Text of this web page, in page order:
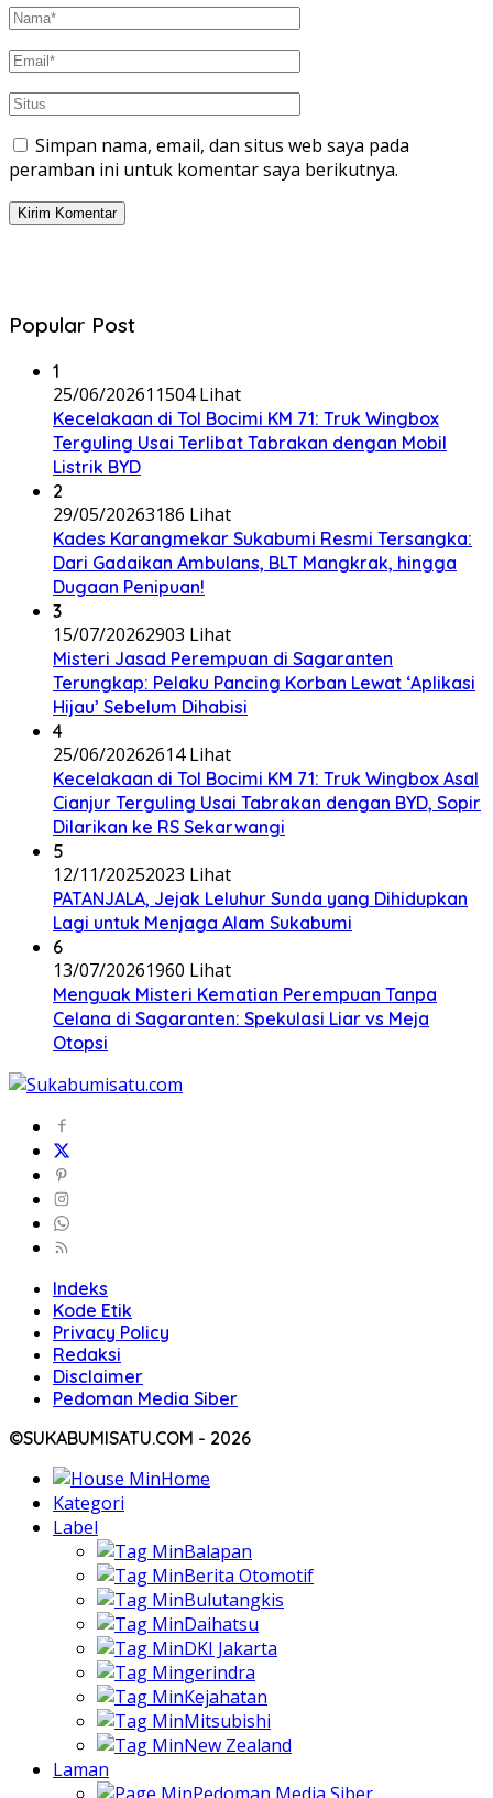
Simpan nama, email, dan situs web saya pada
peramban ini untuk komentar saya berikutnya.
Popular Post
1
25/06/202611504 Lihat
Kecelakaan di Tol Bocimi KM 71: Truk Wingbox
Terguling Usai Terlibat Tabrakan dengan Mobil
Listrik BYD
2
29/05/20263186 Lihat
Kades Karangmekar Sukabumi Resmi Tersangka:
Dari Gadaikan Ambulans, BLT Mangkrak, hingga
Dugaan Penipuan!
3
15/07/20262903 Lihat
Misteri Jasad Perempuan di Sagaranten
Terungkap: Pelaku Pancing Korban Lewat ‘Aplikasi
Hijau’ Sebelum Dihabisi
4
25/06/20262614 Lihat
Kecelakaan di Tol Bocimi KM 71: Truk Wingbox Asal
Cianjur Terguling Usai Tabrakan dengan BYD, Sopir
Dilarikan ke RS Sekarwangi
5
12/11/20252023 Lihat
PATANJALA, Jejak Leluhur Sunda yang Dihidupkan
Lagi untuk Menjaga Alam Sukabumi
6
13/07/20261960 Lihat
Menguak Misteri Kematian Perempuan Tanpa
Celana di Sagaranten: Spekulasi Liar vs Meja
Otopsi
Indeks
Kode Etik
Privacy Policy
Redaksi
Disclaimer
Pedoman Media Siber
©SUKABUMISATU.COM - 2026
Home
Kategori
Label
Balapan
Berita Otomotif
Bulutangkis
Daihatsu
DKI Jakarta
gerindra
Kejahatan
Mitsubishi
New Zealand
Laman
Pedoman Media Siber